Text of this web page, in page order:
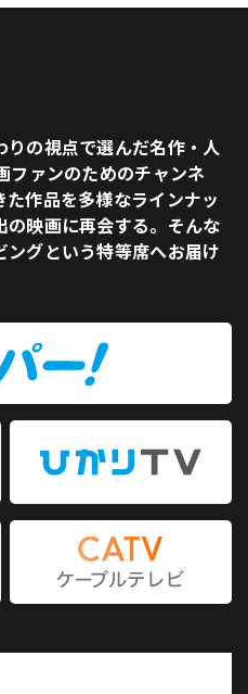
の視点で選んだ名作・人
ファンのためのチャンネ
作品を多様なラインナッ
映画に再会する。そんな
グという特等席へお届け